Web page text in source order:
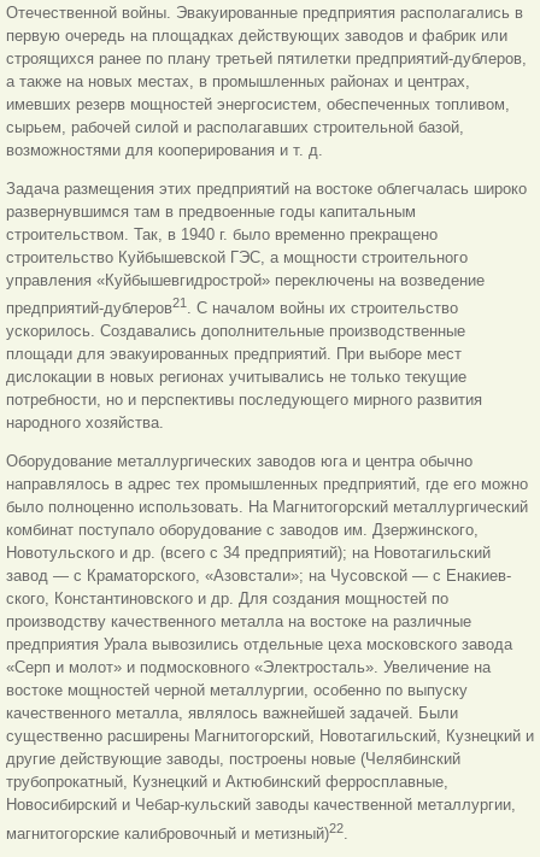
Отечественной войны. Эвакуированные предприятия располагались в
первую очередь на площадках действующих заводов и фабрик или
строящихся ранее по плану третьей пятилетки предприятий-дублеров,
а также на новых местах, в промышленных районах и центрах,
имевших резерв мощностей энергосистем, обеспеченных топливом,
сырьем, рабочей силой и располагавших строительной базой,
возможностями для кооперирования и т. д.
Задача размещения этих предприятий на востоке облегчалась широко
развернувшимся там в предвоенные годы капитальным
строительством. Так, в 1940 г. было временно прекращено
строительство Куйбышевской ГЭС, а мощности строительного
управления «Куйбышевгидрострой» переключены на возведение
предприятий-дублеров21 . С началом войны их строительство
ускорилось. Создавались дополнительные производственные
площади для эвакуированных предприятий. При выборе мест
дислокации в новых регионах учитывались не только текущие
потребности, но и перспективы последующего мирного развития
народного хозяйства.
Оборудование металлургических заводов юга и центра обычно
направлялось в адрес тех промышленных предприятий, где его можно
было полноценно использовать. На Магнитогорский металлургический
комбинат поступало оборудование с заводов им. Дзержинского,
Новотульского и др. (всего с 34 предприятий); на Новотагильский
завод — с Краматорского, «Азовстали»; на Чусовской — с Енакиев-
ского, Константиновского и др. Для создания мощностей по
производству качественного металла на востоке на различные
предприятия Урала вывозились отдельные цеха московского завода
«Серп и молот» и подмосковного «Электросталь». Увеличение на
востоке мощностей черной металлургии, особенно по выпуску
качественного металла, являлось важнейшей задачей. Были
существенно расширены Магнитогорский, Новотагильский, Кузнецкий и
другие действующие заводы, построены новые (Челябинский
трубопрокатный, Кузнецкий и Актюбинский ферросплавные,
Новосибирский и Чебар-кульский заводы качественной металлургии,
магнитогорские калибровочный и метизный)22